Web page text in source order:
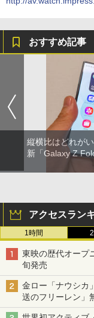
おすすめ記事
縦横比はどれが
新「Galaxy Z
アクセスラン
1時間
東映の歴代オープ
旬発売
金ロー「ナウシカ
送のフリーレン」